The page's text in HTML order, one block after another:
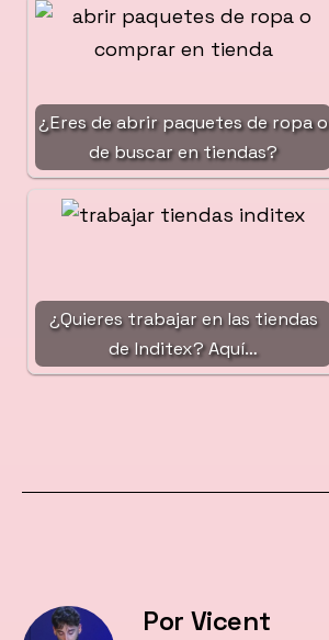
¿Eres de abrir paquetes de ropa o
de buscar en tiendas?
¿Quieres trabajar en las tiendas
de Inditex? Aquí…
Por Vicent